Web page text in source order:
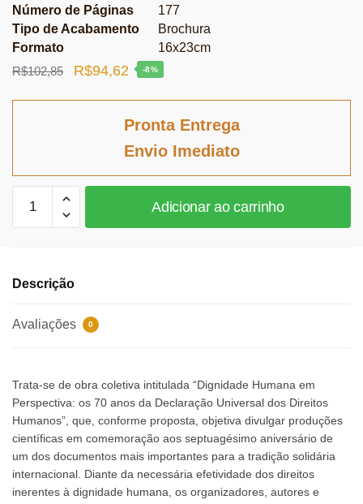
Número de Páginas
177
Tipo de Acabamento
Brochura
Formato
16x23cm
R$102,85
O
R$94,62 O
atual
-8%
Pronta Entrega
Envio Imediato
humana
Adicionar ao carrinho
Descrição
Avaliações 0
Trata-se de obra coletiva intitulada “Dignidade Humana em
Perspectiva: os 70 anos da Declaração Universal dos Direitos
Humanos”, que, conforme proposta, objetiva divulgar produções
científicas em comemoração aos septuagésimo aniversário de
um dos documentos mais importantes para a tradição solidária
internacional. Diante da necessária efetividade dos direitos
inerentes à dignidade humana, os organizadores, autores e